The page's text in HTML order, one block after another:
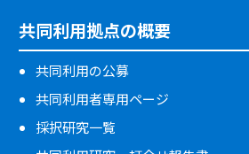
共同利用拠点の概要
共同利用の公募
共同利用者専用ページ
採択研究一覧